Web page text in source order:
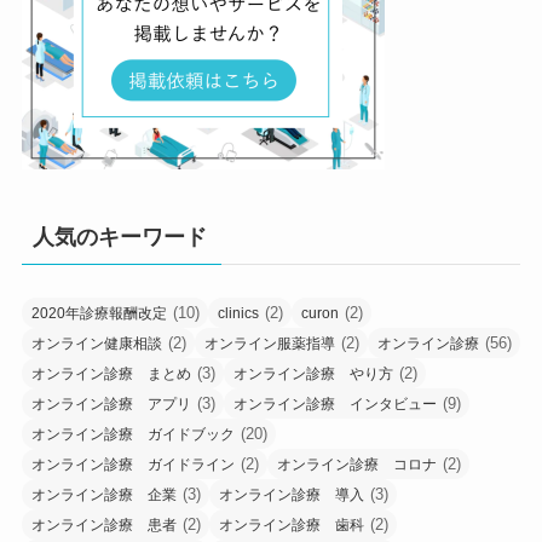
人気のキーワード
2020年診療報酬改定 (10) clinics (2) curon (2)
オンライン健康相談 (2) オンライン服薬指導 (2) オンライン診療 (56)
オンライン診療 まとめ (3) オンライン診療 やり方 (2)
オンライン診療 アプリ (3) オンライン診療 インタビュー (9)
オンライン診療 ガイドブック (20)
オンライン診療 ガイドライン (2) オンライン診療 コロナ (2)
オンライン診療 企業 (3) オンライン診療 導入 (3)
オンライン診療 患者 (2) オンライン診療 歯科 (2)